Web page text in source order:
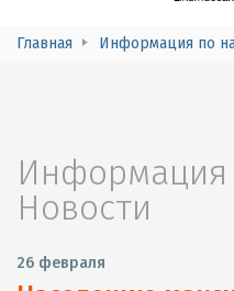
Главная Информация по
Информация
Новости
26 февраля